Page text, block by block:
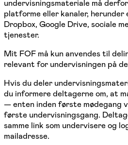
undervisningsmateriale må
platforme eller kanaler, herunder
Dropbox, Google Drive, sociale
tjenester.
Mit FOF må kun anvendes til
relevant for undervisningen på
Hvis du deler
du informere deltagerne om, at
— enten inden første mødegang
første undervisningsgang.
samme link som undervisere og
mailadresse.